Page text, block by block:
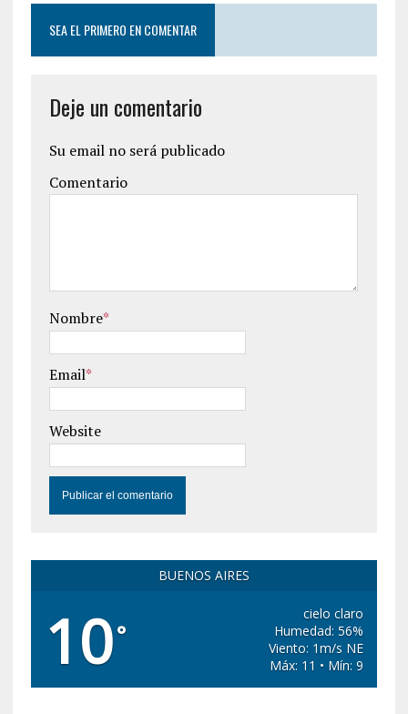
SEA EL PRIMERO EN COMENTAR
Deje un comentario
Su email no será publicado
Comentario
Nombre*
Email*
Website
BUENOS AIRES
10°
cielo claro
Humedad: 56%
Viento: 1m/s NE
Máx: 11 • Mín: 9